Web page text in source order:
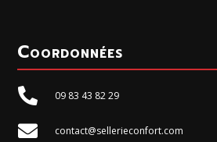
Coordonnées
 09 83 43 82 29
 contact@sellerieconfort.com